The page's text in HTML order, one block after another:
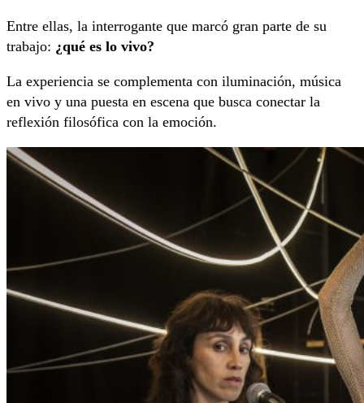
Entre ellas, la interrogante que marcó gran parte de su
trabajo: ¿qué es lo vivo?
La experiencia se complementa con iluminación, música
en vivo y una puesta en escena que busca conectar la
reflexión filosófica con la emoción.